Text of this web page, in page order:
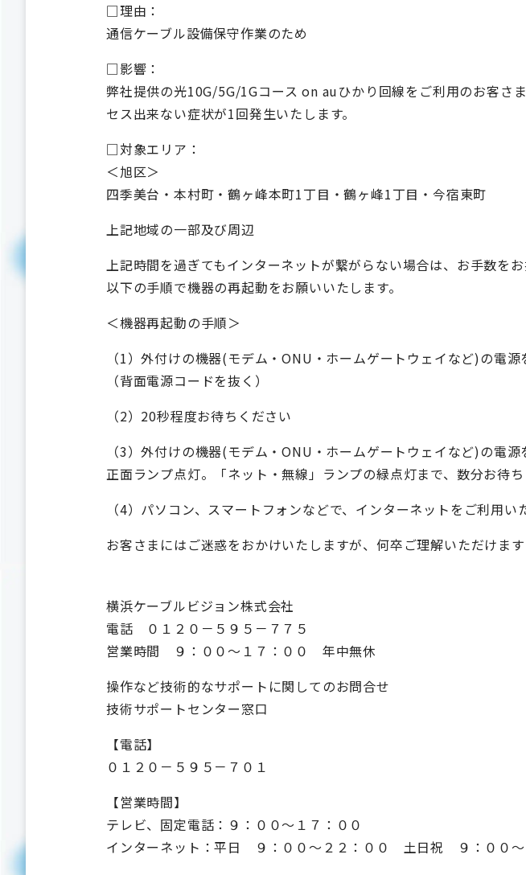
□理由：
通信ケーブル設備保守作業のため
□影響：
弊社提供の光10G/5G/1Gコース on auひかり回線をご利用のお客さ
セス出来ない症状が1回発生いたします。
□対象エリア：
＜旭区＞
四季美台・本村町・鶴ヶ峰本町1丁目・鶴ヶ峰1丁目・今宿東町
上記地域の一部及び周辺
上記時間を過ぎてもインターネットが繋がらない場合は、お手数をお
以下の手順で機器の再起動をお願いいたします。
＜機器再起動の手順＞
（1）外付けの機器(モデム・ONU・ホームゲートウェイなど)の電源
（背面電源コードを抜く）
（2）20秒程度お待ちください
（3）外付けの機器(モデム・ONU・ホームゲートウェイなど)の電
正面ランプ点灯。「ネット・無線」ランプの緑点灯まで、数分お待ち
（4）パソコン、スマートフォンなどで、インターネットをご利用い
お客さまにはご迷惑をおかけいたしますが、何卒ご理解いただけます
横浜ケーブルビジョン株式会社
電話 ０１２０－５９５－７７５
営業時間 ９：００～１７：００ 年中無休
操作など技術的なサポートに関してのお問合せ
技術サポートセンター窓口
【電話】
０１２０－５９５－７０１
【営業時間】
テレビ、固定電話：９：００～１７：００
インターネット：平日 ９：００～２２：００ 土日祝 ９：００